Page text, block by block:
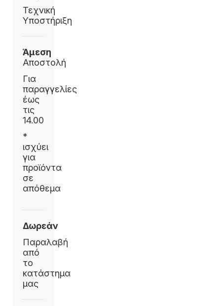
Τεχνική
Υποστήριξη
Άμεση
Αποστολή
Για
παραγγελίες
έως
τις
14.00
*
ισχύει
για
προϊόντα
σε
απόθεμα
Δωρεάν
Παραλαβή
από
το
κατάστημα
μας